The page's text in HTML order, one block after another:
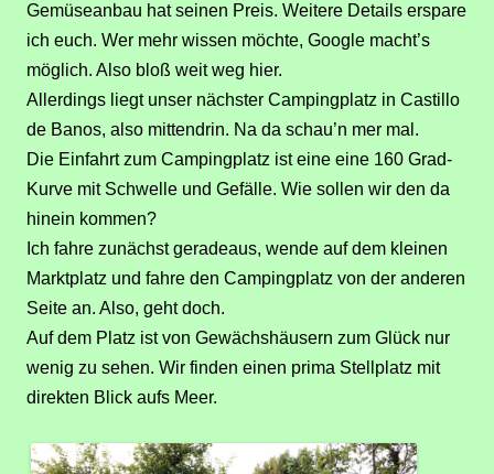
Gemüseanbau hat seinen Preis. Weitere Details erspare
ich euch. Wer mehr wissen möchte, Google macht’s
möglich. Also bloß weit weg hier.
Allerdings liegt unser nächster Campingplatz in Castillo
de Banos, also mittendrin. Na da schau’n mer mal.
Die Einfahrt zum Campingplatz ist eine eine 160 Grad-
Kurve mit Schwelle und Gefälle. Wie sollen wir den da
hinein kommen?
Ich fahre zunächst geradeaus, wende auf dem kleinen
Marktplatz und fahre den Campingplatz von der anderen
Seite an. Also, geht doch.
Auf dem Platz ist von Gewächshäusern zum Glück nur
wenig zu sehen. Wir finden einen prima Stellplatz mit
direkten Blick aufs Meer.